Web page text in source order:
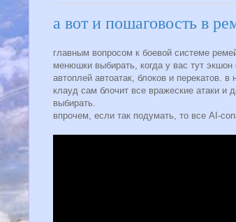
а вот и пошаговость в
главным вопросом к боевой системе
менюшки выбирать, когда у вас тут
автоплей автоатак, блоков и перекатов.
клауд сам блочит все вражеские атаки и
выбирать.
впрочем, если так подумать, то все AI-